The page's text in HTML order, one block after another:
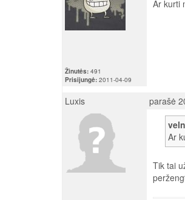
Žinutės: 491
Prisijungė: 2011-04-09
Ar kurti
Luxis
parašė
Ar
Tik tai